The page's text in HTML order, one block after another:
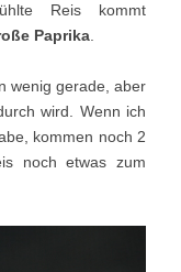
Reis kommt
Paprika
wenig gerade, aber
wird. Wenn ich
kommen noch 2
noch etwas zum